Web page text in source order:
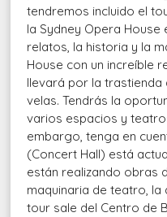
tendremos incluido el
la Sydney Opera House
relatos, la historia y la
House con un increíble
llevará por la trastienda
velas. Tendrás la
varios espacios y
embargo, tenga en
(Concert Hall) está
están realizando obras
maquinaria de teatro, la
tour sale del Centro de